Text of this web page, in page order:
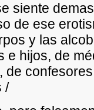
siente
de ese
y las
e hijos, de
de
/